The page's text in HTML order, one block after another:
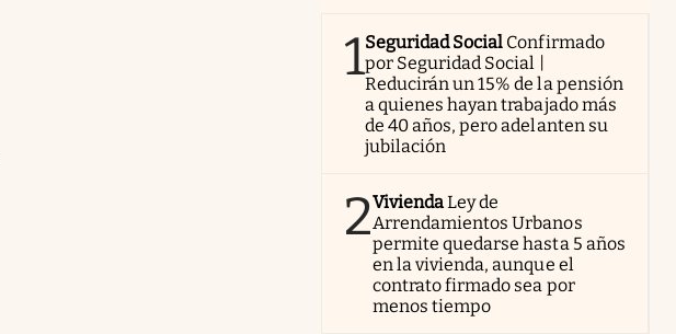
1Seguridad Social Confirmado
por Seguridad Social |
Reducirán un 15% de la pensión
a quienes hayan trabajado más
de 40 años, pero adelanten su
jubilación
2ViviendaLey de
Arrendamientos Urbanos
permite quedarse hasta 5 años
en la vivienda, aunque el
contrato firmado sea por
menos tiempo